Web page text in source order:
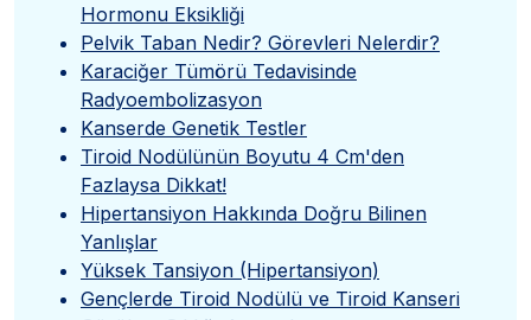
Hormonu Eksikliği
Pelvik Taban Nedir? Görevleri Nelerdir?
Karaciğer Tümörü Tedavisinde
Radyoembolizasyon
Kanserde Genetik Testler
Tiroid Nodülünün Boyutu 4 Cm'den
Fazlaysa Dikkat!
Hipertansiyon Hakkında Doğru Bilinen
Yanlışlar
Yüksek Tansiyon (Hipertansiyon)
Gençlerde Tiroid Nodülü ve Tiroid Kanseri